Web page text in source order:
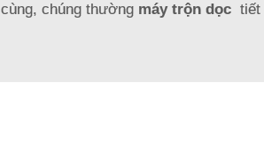
cùng, chúng thường máy trộn dọc tiết